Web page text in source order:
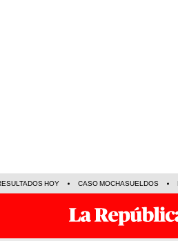
HOY CASO MOCHASUELDOS